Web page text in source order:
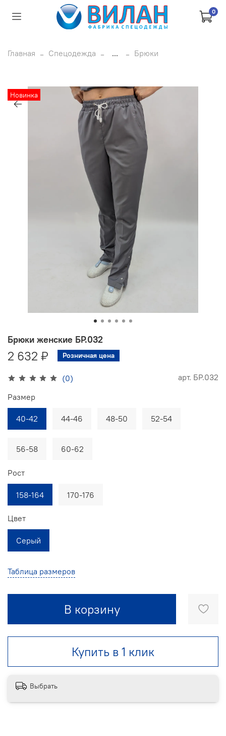
0
Главная Спецодежда ... Брюки
Новинка
(0) арт. БР.032
Брюки женские БР.032
2 632 ₽ Розничная цена
Таблица размеров
В корзину
Купить в 1 клик
Размер
40-42 44-46 48-50 52-54
56-58 60-62
Рост
158-164 170-176
Цвет
Серый
Выбрать